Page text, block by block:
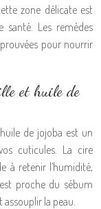
zone délicate est
santé. Les remèdes
pour nourrir
et huile de
de jojoba est un
cuticules. La cire
à retenir l’humidité,
proche du sébum
la peau.